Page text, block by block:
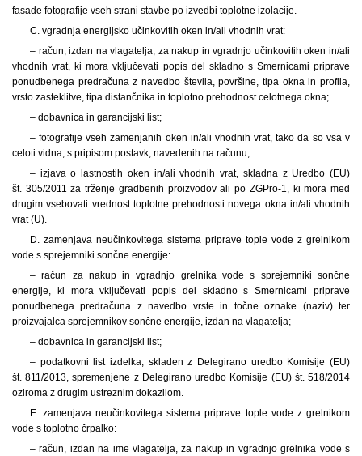
fasade fotografije vseh strani stavbe po izvedbi toplotne izolacije.
C. vgradnja energijsko učinkovitih oken in/ali vhodnih vrat:
– račun, izdan na vlagatelja, za nakup in vgradnjo učinkovitih oken in/ali
vhodnih vrat, ki mora vključevati popis del skladno s Smernicami priprave
ponudbenega predračuna z navedbo števila, površine, tipa okna in profila,
vrsto zasteklitve, tipa distančnika in toplotno prehodnost celotnega okna;
– dobavnica in garancijski list;
– fotografije vseh zamenjanih oken in/ali vhodnih vrat, tako da so vsa v
celoti vidna, s pripisom postavk, navedenih na računu;
– izjava o lastnostih oken in/ali vhodnih vrat, skladna z Uredbo (EU)
št. 305/2011 za trženje gradbenih proizvodov ali po ZGPro-1, ki mora med
drugim vsebovati vrednost toplotne prehodnosti novega okna in/ali vhodnih
vrat (U).
D. zamenjava neučinkovitega sistema priprave tople vode z grelnikom
vode s sprejemniki sončne energije:
– račun za nakup in vgradnjo grelnika vode s sprejemniki sončne
energije, ki mora vključevati popis del skladno s Smernicami priprave
ponudbenega predračuna z navedbo vrste in točne oznake (naziv) ter
proizvajalca sprejemnikov sončne energije, izdan na vlagatelja;
– dobavnica in garancijski list;
– podatkovni list izdelka, skladen z Delegirano uredbo Komisije (EU)
št. 811/2013, spremenjene z Delegirano uredbo Komisije (EU) št. 518/2014
oziroma z drugim ustreznim dokazilom.
E. zamenjava neučinkovitega sistema priprave tople vode z grelnikom
vode s toplotno črpalko:
– račun, izdan na ime vlagatelja, za nakup in vgradnjo grelnika vode s